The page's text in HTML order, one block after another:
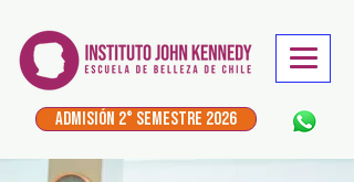
ADMISIÓN 2° Semestre 2026